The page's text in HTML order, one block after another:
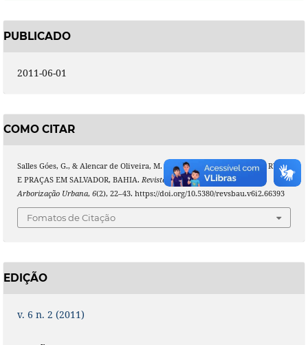
PUBLICADO
2011-06-01
COMO CITAR
Salles Góes, G., & Alencar de Oliveira, M. Z. (2011). ARBORIZAÇÃO DE RUAS
E PRAÇAS EM SALVADOR, BAHIA. Revista Da Sociedade Brasileira De
Arborização Urbana, 6(2), 22–43. https://doi.org/10.5380/revsbau.v6i2.66393
Fomatos de Citação
EDIÇÃO
v. 6 n. 2 (2011)